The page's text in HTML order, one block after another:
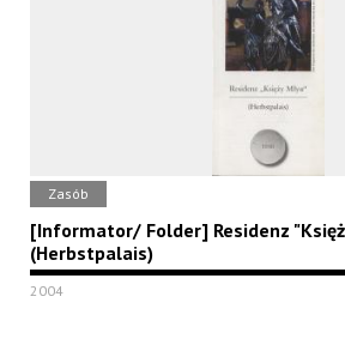
Zasób
[Informator/ Folder] Residenz
(Herbstpalais)
2004